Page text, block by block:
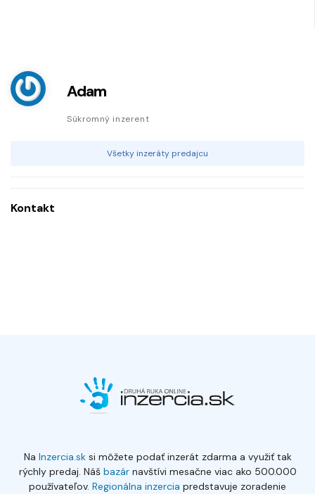
Adam
Súkromný inzerent
Všetky inzeráty predajcu
Kontakt
Na Inzercia.sksi môžete podať inzerát zdarma a využiť tak
rýchly predaj. Náš bazárnavštívi mesačne viac ako 500.000
používateľov. Regionálna inzercia predstavuje zoradenie